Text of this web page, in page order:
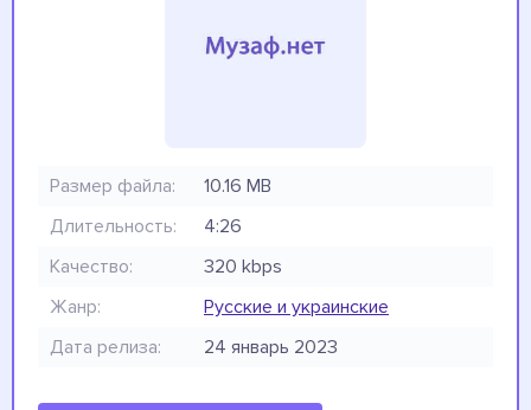
Размер файла:
10.16 MB
Длительность:
4:26
Качество:
320 kbps
Жанр:
Русские и украинские
Дата релиза:
24 январь 2023